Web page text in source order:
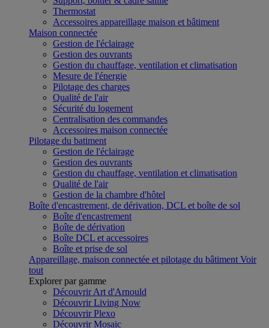
Thermostat
Accessoires appareillage maison et bâtiment
Maison connectée
Gestion de l'éclairage
Gestion des ouvrants
Gestion du chauffage, ventilation et climatisation
Mesure de l'énergie
Pilotage des charges
Qualité de l'air
Sécurité du logement
Centralisation des commandes
Accessoires maison connectée
Pilotage du batiment
Gestion de l'éclairage
Gestion des ouvrants
Gestion du chauffage, ventilation et climatisation
Qualité de l'air
Gestion de la chambre d'hôtel
Boîte d'encastrement, de dérivation, DCL et boîte de sol
Boîte d'encastrement
Boîte de dérivation
Boîte DCL et accessoires
Boîte et prise de sol
Appareillage, maison connectée et pilotage du bâtiment Voir
tout
Explorer par gamme
Découvrir Art d'Arnould
Découvrir Living Now
Découvrir Plexo
Découvrir Mosaic